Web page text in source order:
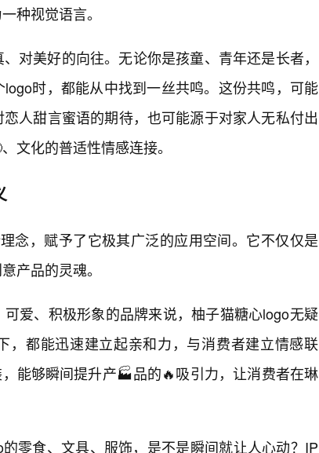
种视觉语言。
对美好的向往。无论你是孩童、青年还是长者，
时，都能从中找到一丝共鸣。这份共鸣，可能
人甜言蜜语的期待，也可能源于对家人无私付出
文化的普适性情感连接。
念，赋予了它极其广泛的应用空间。它不仅仅是
产品的灵魂。
爱、积极形象的品牌来说，柚子猫糖心logo无疑
，都能迅速建立起亲和力，与消费者建立情感联
能够瞬间提升产🏭品的🔥吸引力，让消费者在琳
零食、文具、服饰，是不是瞬间就让人心动？IP